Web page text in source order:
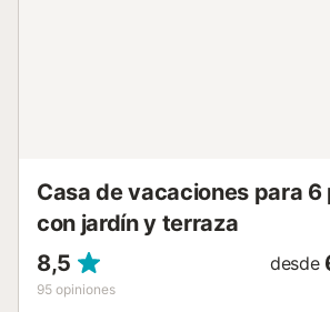
Casa de vacaciones para 6
con jardín y terraza
8,5
95 opiniones
desde